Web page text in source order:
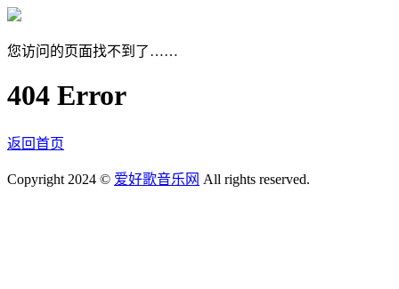
您访问的页面找不到了……
404 Error
返回首页
Copyright 2024 © 爱好歌音乐网 All rights reserved.